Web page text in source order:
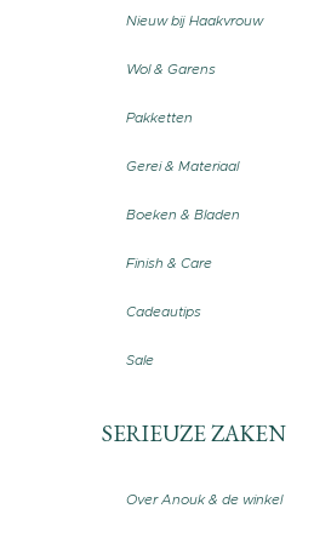
Nieuw bij Haakvrouw
Wol & Garens
Pakketten
Gerei & Materiaal
Boeken & Bladen
Finish & Care
Cadeautips
Sale
SERIEUZE ZAKEN
Over Anouk & de winkel